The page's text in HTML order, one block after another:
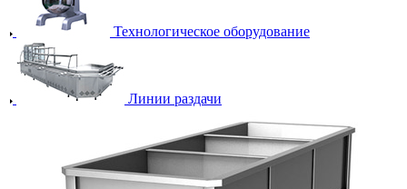
Технологическое оборудование
Линии раздачи